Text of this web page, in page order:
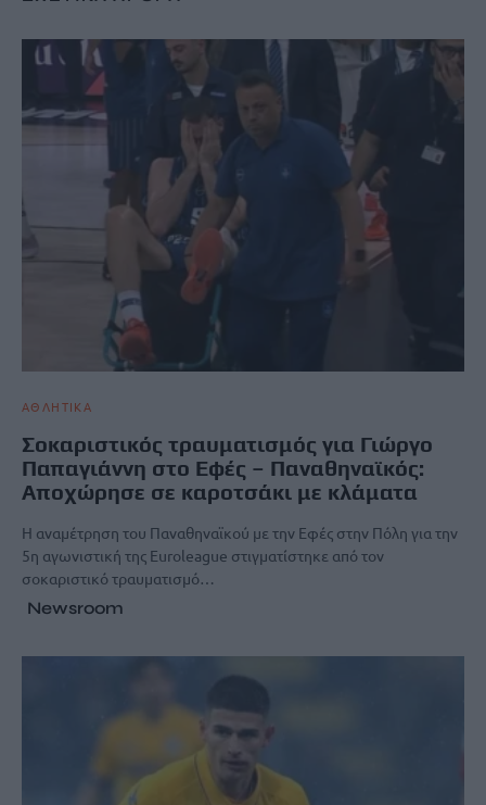
ΑΘΛΗΤΙΚΑ
Σοκαριστικός τραυματισμός για Γιώργο
Παπαγιάννη στο Εφές – Παναθηναϊκός:
Αποχώρησε σε καροτσάκι με κλάματα
Η αναμέτρηση του Παναθηναϊκού με την Εφές στην Πόλη για την
5η αγωνιστική της Euroleague στιγματίστηκε από τον
σοκαριστικό τραυματισμό…
Newsroom